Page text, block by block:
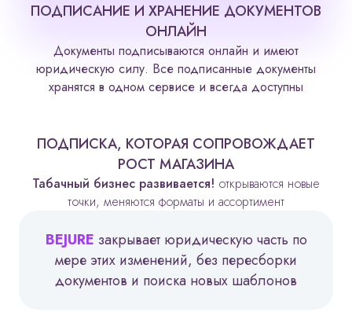
ПОДПИСАНИЕ И ХРАНЕНИЕ ДОКУМЕНТОВ
ОНЛАЙН
Документы подписываются онлайн и имеют
юридическую силу. Все подписанные документы
хранятся в одном сервисе и всегда доступны
ПОДПИСКА, КОТОРАЯ СОПРОВОЖДАЕТ
РОСТ МАГАЗИНА
Табачный бизнес развивается! открываются новые
точки, меняются форматы и ассортимент
BEJURE закрывает юридическую часть по
мере этих изменений, без пересборки
документов и поиска новых шаблонов